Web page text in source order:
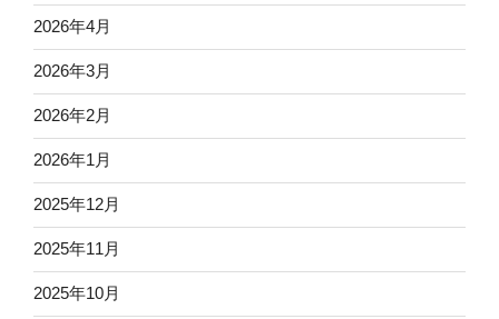
2026年4月
2026年3月
2026年2月
2026年1月
2025年12月
2025年11月
2025年10月